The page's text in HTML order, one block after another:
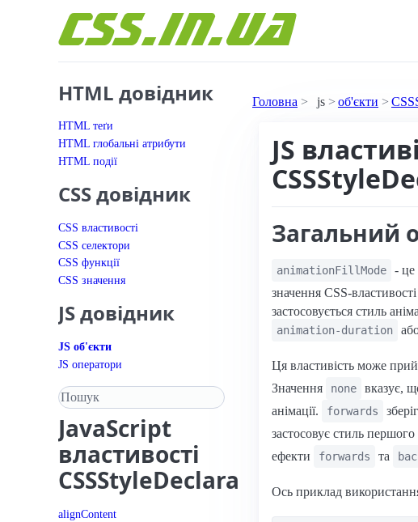
HTML довідник
HTML теґи
HTML глобальні атрибути
HTML події
CSS довідник
CSS властивості
CSS селектори
CSS функції
CSS значення
JS довідник
JS об'єкти
JS оператори
Пошук у довіднику
JavaScript
властивості
CSSStyleDeclaration
alignContent
Головна js об'єкти
JS
Загальний
animationFillMode
- це
значення CSS-властивості
застосовується стиль
animation-duration
Ця властивість може
Значення
none
вказує,
анімації.
forwards
застосовує стиль першого
ефекти
forwards та
Ось приклад